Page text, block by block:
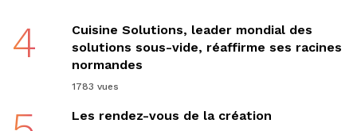
4
Cuisine Solutions, leader mondial des
solutions sous-vide, réaffirme ses racines
normandes
1783 vues
Les rendez-vous de la création